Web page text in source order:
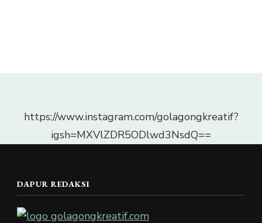
https://www.instagram.com/golagongkreatif?
igsh=MXVlZDR5ODlwd3NsdQ==
DAPUR REDAKSI